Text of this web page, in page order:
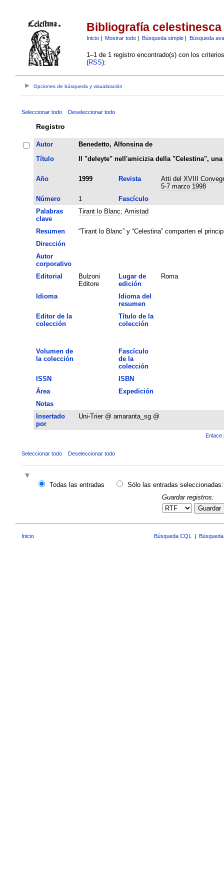
Bibliografía celestinesca
Inicio| Mostrar todo| Búsqueda simple| Búsqueda
1–1 de 1 registro encontrado(s) con los
(RSS):
Opciones de búsqueda y visualización
Seleccionar todo Deseleccionar todo
Registro
Autor
Benedetto, Alfonsina de
Título
Il "deleyte" nell'amicizia della "Celestina",
Año 1999 Revista
Atti del XVIII
5-7 marzo 1998
Número
1
Fascículo
Palabras
clave
Tirant lo Blanc; Amistad
Resumen
“Tirant lo Blanc” y “Celestina” comparten el
Dirección
Autor
corporativo
Editorial
Bulzoni
Editore
Lugar de
edición
Roma
Idioma
Idioma del
resumen
Editor de la
colección
Título de la
colección
Volumen de
la colección
Fascículo
de la
colección
ISSN
ISBN
Área
Expedición
Notas
Insertado
por
Uni-Trier @ amaranta_sg @
Enlace
Seleccionar todo Deseleccionar todo
Todas las entradas
Sólo las entradas seleccionadas:
Guardar registros:
Guardar
Inicio Búsqueda CQL